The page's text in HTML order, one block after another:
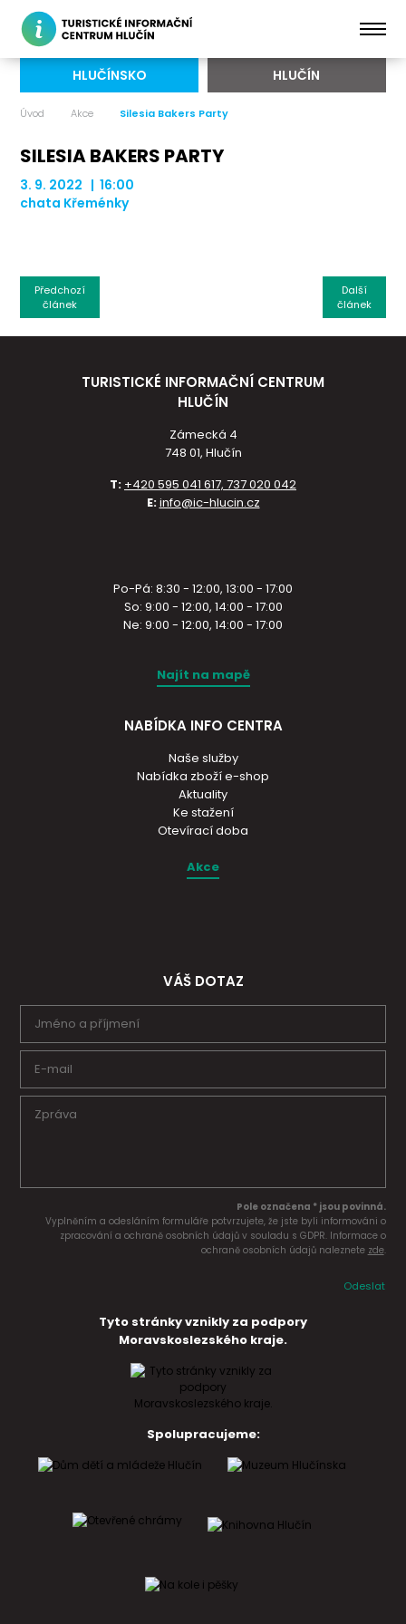
HLUČÍNSKO HLUČÍN
Úvod Akce Silesia Bakers Party
SILESIA BAKERS PARTY
3. 9. 2022 | 16:00
chata Křeménky
Další
článek
Předchozí
článek
TURISTICKÉ INFORMAČNÍ CENTRUM
HLUČÍN
Zámecká 4
748 01, Hlučín
T: +420 595 041 617, 737 020 042
E:info@ic-hlucin.cz
Po-Pá: 8:30 - 12:00, 13:00 - 17:00
So: 9:00 - 12:00, 14:00 - 17:00
Ne: 9:00 - 12:00, 14:00 - 17:00
Najít na mapě
NABÍDKA INFO CENTRA
Naše služby
Nabídka zboží e-shop
Aktuality
Ke stažení
Otevírací doba
Akce
VÁŠ DOTAZ
Pole označena * jsou povinná.
Vyplněním a odesláním formuláře potvrzujete, že jste byli informováni o
zpracování a ochraně osobních údajů v souladu s GDPR. Informace o
ochraně osobních údajů naleznete zde.
Odeslat
Tyto stránky vznikly za podpory
Moravskoslezského kraje.
Spolupracujeme: